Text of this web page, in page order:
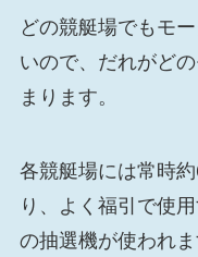
どの競艇場でもモ
いので、だれがど
まります。
各競艇場には常時
り、よく福引で使
の抽選機が使われま